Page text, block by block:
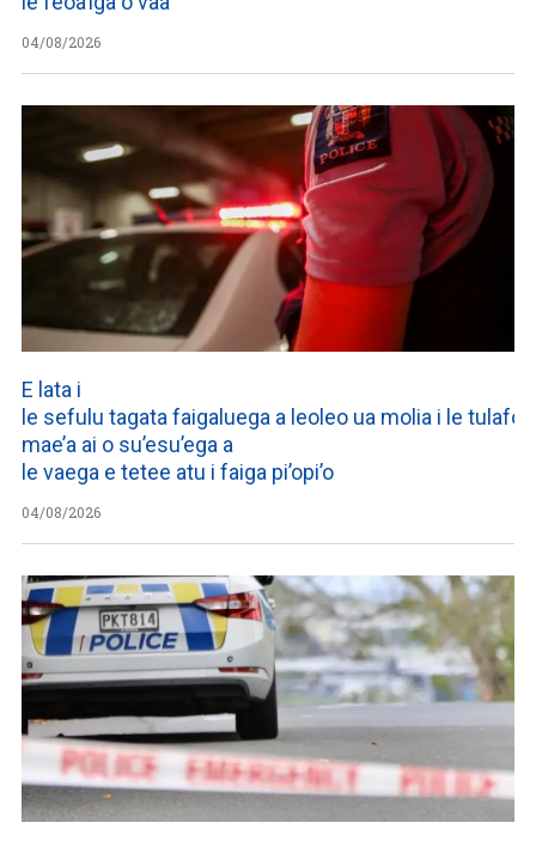
04/08/2026
E lata i
le sefulu tagata faigaluega a leoleo ua molia i le
mae’a ai o su’esu’ega a
le vaega e tetee atu i faiga pi’opi’o
04/08/2026